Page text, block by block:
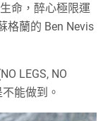
命，醉心極限運
格蘭的 Ben Nevis
LEGS, NO
能做到。